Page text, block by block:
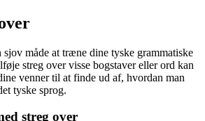
sjov måde at træne dine tyske grammatiske
streg over visse bogstaver eller ord kan
venner til at finde ud af, hvordan man
tyske sprog.
streg over